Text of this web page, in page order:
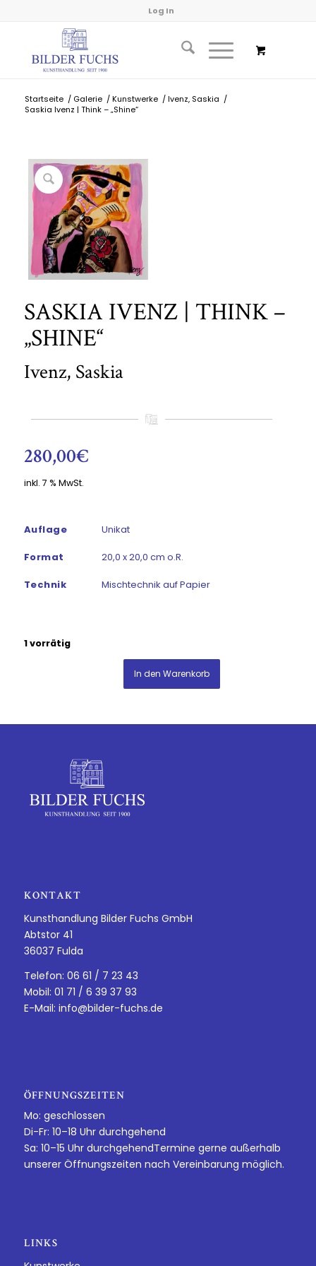
Log In
Startseite / Galerie / Kunstwerke / Ivenz, Saskia /
Saskia Ivenz | Think – „Shine“
SASKIA IVENZ | THINK –
„SHINE“
Ivenz, Saskia
280,00€
inkl. 7 % MwSt.
Auflage Unikat
Format 20,0 x 20,0 cm o.R.
Technik Mischtechnik auf Papier
1 vorrätig
In den Warenkorb
KONTAKT
Kunsthandlung Bilder Fuchs GmbH
Abtstor 41
36037 Fulda
Telefon: 06 61 / 7 23 43
Mobil: 01 71 / 6 39 37 93
E-Mail: info@bilder-fuchs.de
ÖFFNUNGSZEITEN
Mo: geschlossen
Di-Fr: 10–18 Uhr durchgehend
Sa: 10–15 Uhr durchgehendTermine gerne außerhalb
unserer Öffnungszeiten nach Vereinbarung möglich.
LINKS